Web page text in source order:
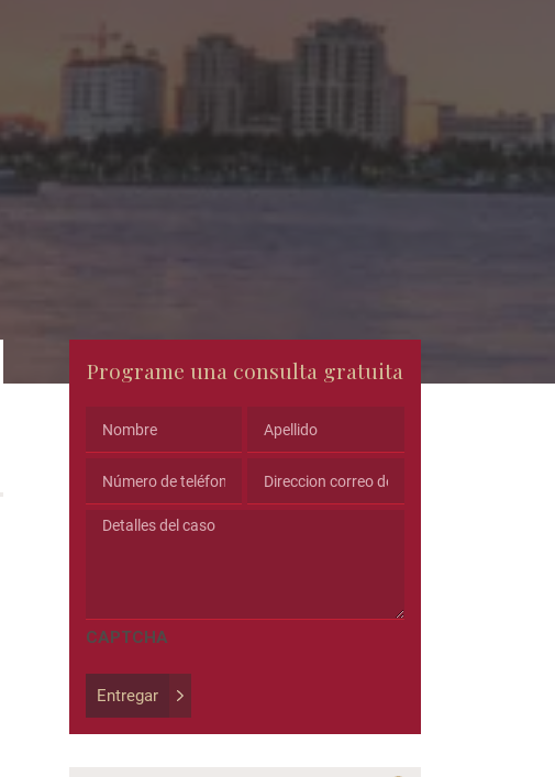
Programe una consulta gratuita
CAPTCHA
This
field
for
validation
be
left
unchanged.
Entregar